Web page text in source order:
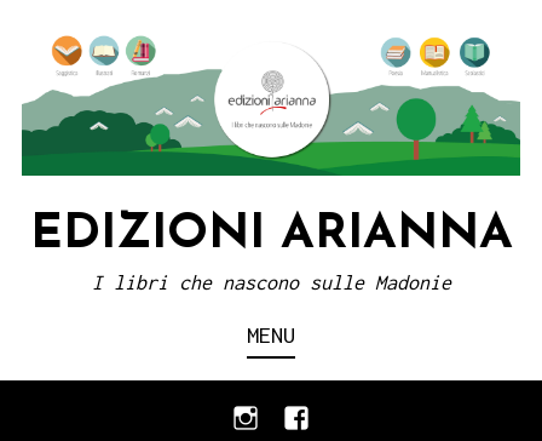
content
EDIZIONI ARIANNA
I libri che nascono sulle Madonie
MENU
instagramfacebook